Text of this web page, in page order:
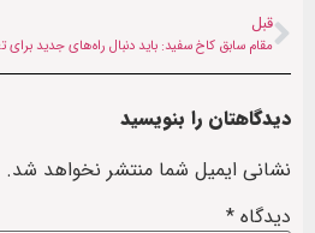
قبل
مقام سابق کاخ سفید: باید دنبال راه‌های جدید
دیدگاهتان را بنویسید
نشانی ایمیل شما منتشر نخواهد شد.
دیدگاه *